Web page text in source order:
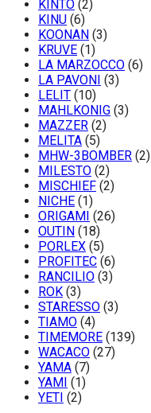
KINTO (2)
KINU (6)
KOONAN (3)
KRUVE (1)
LA MARZOCCO (6)
LA PAVONI (3)
LELIT (10)
MAHLKONIG (3)
MAZZER (2)
MELITA (5)
MHW-3BOMBER (2)
MILESTO (2)
MISCHIEF (2)
NICHE (1)
ORIGAMI (26)
OUTIN (18)
PORLEX (5)
PROFITEC (6)
RANCILIO (3)
ROK (3)
STARESSO (3)
TIAMO (4)
TIMEMORE (139)
WACACO (27)
YAMA (7)
YAMI (1)
YETI (2)